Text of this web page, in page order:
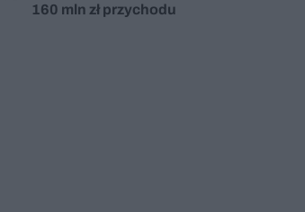
160 mln zł przychodu